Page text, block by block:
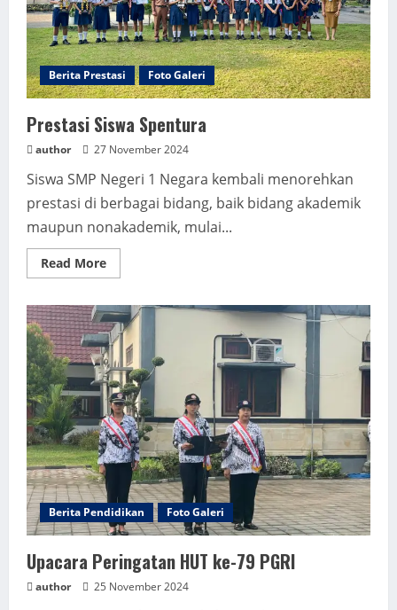
Berita Prestasi Foto Galeri
Prestasi Siswa Spentura
author 27 November 2024
Siswa SMP Negeri 1 Negara kembali menorehkan
prestasi di berbagai bidang, baik bidang akademik
maupun nonakademik, mulai...
Read MoreRead
more
Siswa
Spentura
Berita Pendidikan Foto Galeri
Upacara Peringatan HUT ke-79 PGRI
author 25 November 2024